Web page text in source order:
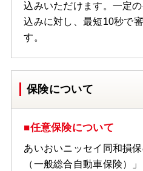
込みいただけます。一定
込みに対し、最短10秒で
す。
保険について
■任意保険について
あいおいニッセイ同和損
（一般総合自動車保険）